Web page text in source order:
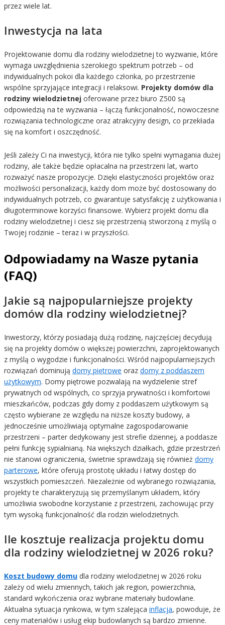
przez wiele lat.
Inwestycja na lata
Projektowanie domu dla rodziny wielodzietnej to wyzwanie, które
wymaga uwzględnienia szerokiego spektrum potrzeb – od
indywidualnych pokoi dla każdego członka, po przestrzenie
wspólne sprzyjające integracji i relaksowi. Projekty domów dla
rodziny wielodzietnej oferowane przez biuro Z500 są
odpowiedzią na te wyzwania – łączą funkcjonalność, nowoczesne
rozwiązania technologiczne oraz atrakcyjny design, co przekłada
się na komfort i oszczędność.
Jeśli zależy Ci na inwestycji, która nie tylko spełni wymagania dużej
rodziny, ale także będzie opłacalna na przestrzeni lat, warto
rozważyć nasze propozycje. Dzięki elastyczności projektów oraz
możliwości personalizacji, każdy dom może być dostosowany do
indywidualnych potrzeb, co gwarantuje satysfakcję z użytkowania i
długoterminowe korzyści finansowe. Wybierz projekt domu dla
rodziny wielodzietnej i ciesz się przestrzenią stworzoną z myślą o
Twojej rodzinie – teraz i w przyszłości.
Odpowiadamy na Wasze pytania
(FAQ)
Jakie są najpopularniejsze projekty
domów dla rodziny wielodzietnej?
Inwestorzy, którzy posiadają dużą rodzinę, najczęściej decydują
się na projekty domów o większej powierzchni, zaprojektowanych
z myślą o wygodzie i funkcjonalności. Wśród najpopularniejszych
rozwiązań dominują domy piętrowe oraz domy z poddaszem
użytkowym. Domy piętrowe pozwalają na wydzielenie stref
prywatnych od wspólnych, co sprzyja prywatności i komfortowi
mieszkańców, podczas gdy domy z poddaszem użytkowym są
często wybierane ze względu na niższe koszty budowy, a
jednocześnie umożliwiają optymalne zagospodarowanie
przestrzeni – parter dedykowany jest strefie dziennej, a poddasze
pełni funkcję sypialnianą. Na większych działkach, gdzie przestrzeń
nie stanowi ograniczenia, świetnie sprawdzają się również domy
parterowe, które oferują prostotę układu i łatwy dostęp do
wszystkich pomieszczeń. Niezależnie od wybranego rozwiązania,
projekty te charakteryzują się przemyślanym układem, który
umożliwia swobodne korzystanie z przestrzeni, zachowując przy
tym wysoką funkcjonalność dla rodzin wielodzietnych.
Ile kosztuje realizacja projektu domu
dla rodziny wielodzietnej w 2026 roku?
Koszt budowy domu dla rodziny wielodzietnej w 2026 roku
zależy od wielu zmiennych, takich jak region, powierzchnia,
standard wykończenia oraz wybrane materiały budowlane.
Aktualna sytuacja rynkowa, w tym szalejąca inflacja, powoduje, że
ceny materiałów i usług ekip budowlanych są bardzo zmienne.